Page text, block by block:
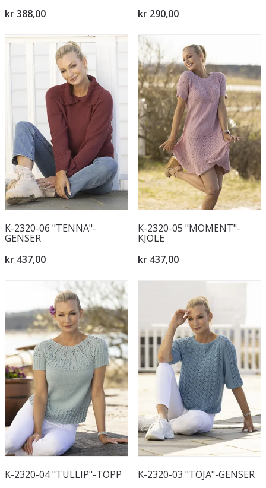
kr 388,00
kr 290,00
K-2320-06 "TENNA"-
GENSER
kr 437,00
K-2320-05 "MOMENT"-
KJOLE
kr 437,00
K-2320-04 "TULLIP"-TOPP
K-2320-03 "TOJA"-GENSER